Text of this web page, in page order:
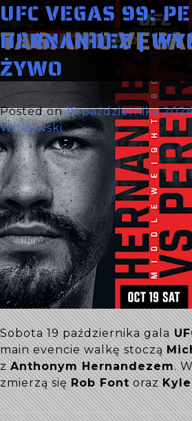
TAG:UFC
UFC VEGAS 99:
HERNANDEZ |
ŻYWO
Posted on19 października
Witkowski
Sobota 19 października gala
main evencie walkę stoczą
zAnthonym Hernandezem.
zmierzą sięRob Fontoraz